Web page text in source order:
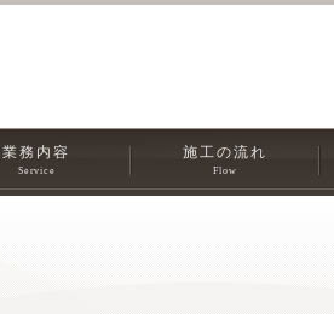
業務内容
Service
施工の流れ
Flow